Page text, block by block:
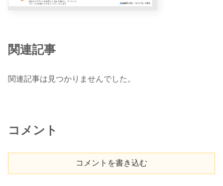
関連記事
関連記事は見つかりませんでした。
コメント
コメントを書き込む